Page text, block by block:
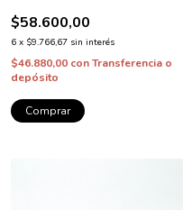
$58.600,00
6 x $9.766,67 sin interés
$46.880,00 conTransferencia o
depósito
Comprar